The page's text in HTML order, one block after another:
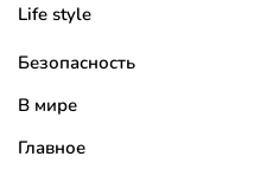
Life style
Безопасность
В мире
Главное